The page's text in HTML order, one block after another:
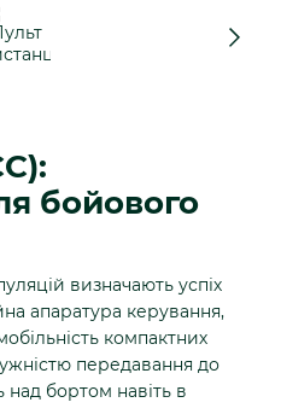
бойового
визначають успіх
апаратура керування,
компактних
передавання до
над бортом навіть в